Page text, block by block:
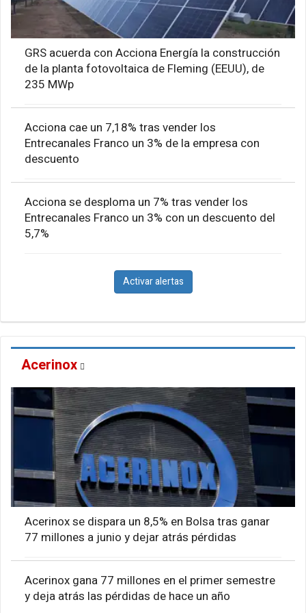
GRS acuerda con Acciona Energía la construcción
de la planta fotovoltaica de Fleming (EEUU), de
235 MWp
Acciona cae un 7,18% tras vender los
Entrecanales Franco un 3% de la empresa con
descuento
Acciona se desploma un 7% tras vender los
Entrecanales Franco un 3% con un descuento del
5,7%
Activar alertas
Acerinox
Acerinox se dispara un 8,5% en Bolsa tras ganar
77 millones a junio y dejar atrás pérdidas
Acerinox gana 77 millones en el primer semestre
y deja atrás las pérdidas de hace un año